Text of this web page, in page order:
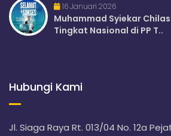
16 Januari 2026
Muhammad Syiekar
Tingkat Nasional di PP T..
Hubungi Kami
Jl. Siaga Raya Rt. 013/04 No. 12a